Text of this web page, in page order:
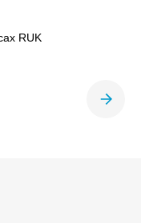
RUK